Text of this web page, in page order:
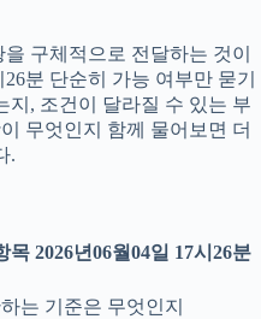
구체적으로 전달하는 것이
분 단순히 가능 여부만 묻기
지, 조건이 달라질 수 있는 부
무엇인지 함께 물어보면 더
.
2026년06월04일 17시26분
는 기준은 무엇인지